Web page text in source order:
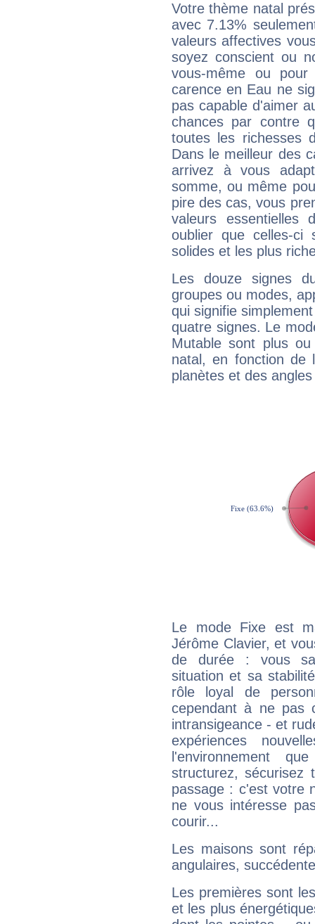
Votre thème natal
avec 7.13%
valeurs affectives
soyez conscient ou
vous-même ou
carence en Eau ne
pas capable d'aimer
chances par contre
toutes les richesses
Dans le meilleur des
arrivez à vous
somme, ou même
pire des cas, vous
valeurs
oublier que celles-
solides et les plus
Les douze signes
groupes ou modes,
qui signifie
quatre signes. Le
Mutable sont plus
natal, en fonction de
planètes et des
Le mode Fixe est
Jérôme Clavier, et
de durée : vous
situation et sa
rôle loyal de
cependant à ne pas
intransigeance - et
expériences
l'environnement
structurez, sécurisez
passage : c'est votre
ne vous intéresse
courir...
Les maisons sont
angulaires,
Les premières sont
et les plus